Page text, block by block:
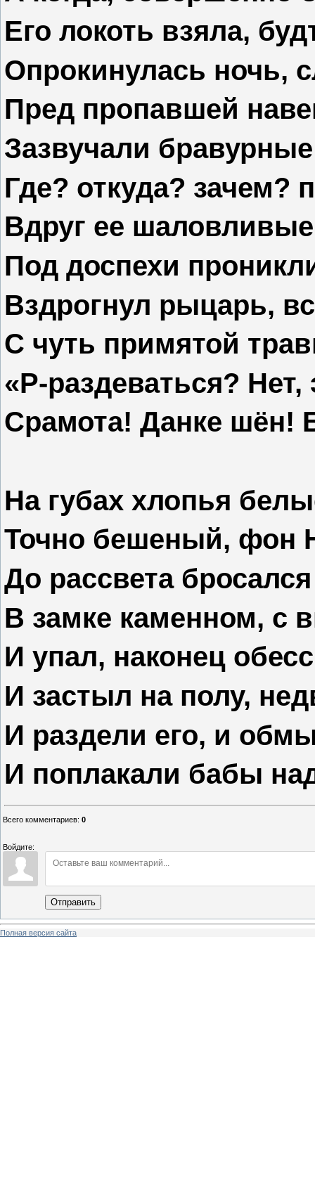
Его локоть взяла,
Опрокинулась ночь,
Пред пропавшей
Зазвучали
Где? откуда? зачем?
Вдруг ее
Под доспехи
Вздрогнул рыцарь,
С чуть примятой
«Р-раздеваться? Нет,
Срамота! Данке шён!
На губах хлопья
Точно бешеный, фон
До рассвета
В замке каменном, с
И упал, наконец
И застыл на полу,
И раздели его, и
И поплакали бабы
Всего комментариев: 0
Войдите:
Отправить
Полная версия сайта